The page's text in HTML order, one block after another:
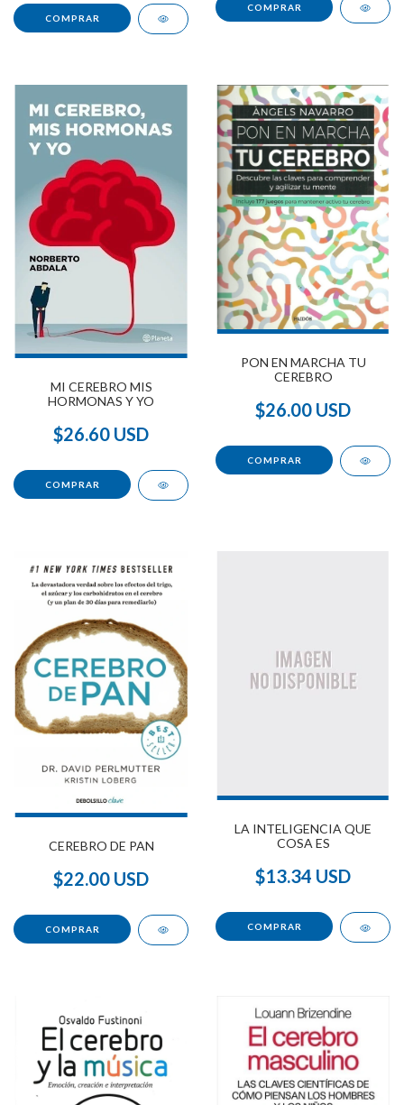
MI CEREBRO MIS
HORMONAS Y YO
$26.60 USD
PON EN MARCHA TU
CEREBRO
$26.00 USD
CEREBRO DE PAN
$22.00 USD
LA INTELIGENCIA QUE
COSA ES
$13.34 USD